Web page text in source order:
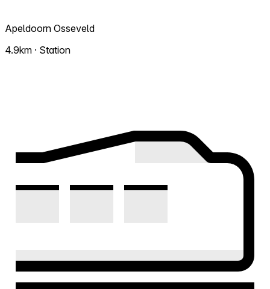
Apeldoorn Osseveld
4.9km · Station